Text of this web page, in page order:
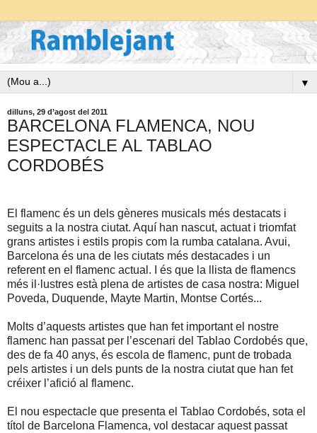
▼
dilluns, 29 d’agost del 2011
BARCELONA FLAMENCA, NOU
ESPECTACLE AL TABLAO
CORDOBÉS
El flamenc és un dels gèneres musicals més destacats i
seguits a la nostra ciutat. Aquí han nascut, actuat i triomfat
grans artistes i estils propis com la rumba catalana. Avui,
Barcelona és una de les ciutats més destacades i un
referent en el flamenc actual. I és que la llista de flamencs
més il·lustres està plena de artistes de casa nostra: Miguel
Poveda, Duquende, Mayte Martin, Montse Cortés...
Molts d’aquests artistes que han fet important el nostre
flamenc han passat per l’escenari del Tablao Cordobés que,
des de fa 40 anys, és escola de flamenc, punt de trobada
pels artistes i un dels punts de la nostra ciutat que han fet
créixer l’afició al flamenc.
El nou espectacle que presenta el Tablao Cordobés, sota el
títol de Barcelona Flamenca, vol destacar aquest passat